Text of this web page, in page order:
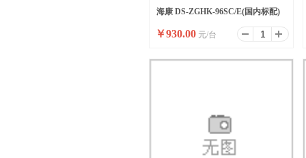
海康 DS-ZGHK-96SC/E(国内标配)
￥930.00 元/台